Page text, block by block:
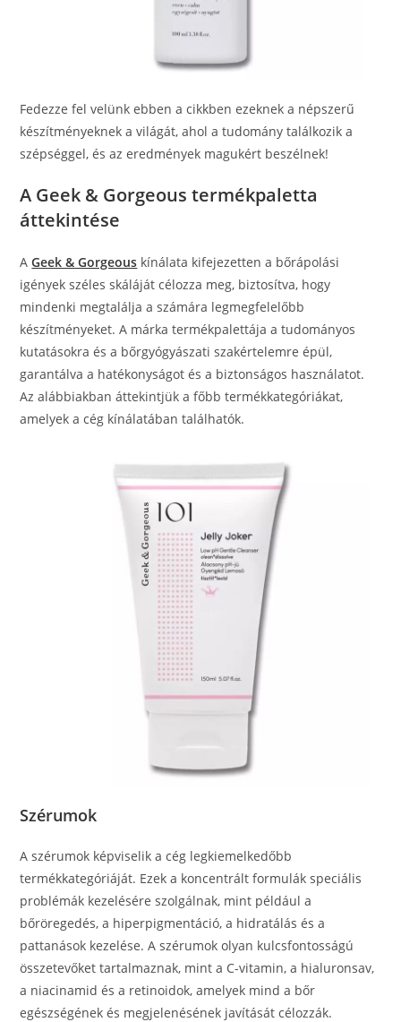
Fedezze fel velünk ebben a cikkben ezeknek a népszerű
készítményeknek a világát, ahol a tudomány találkozik a
szépséggel, és az eredmények magukért beszélnek!
A Geek & Gorgeous termékpaletta
áttekintése
A Geek & Gorgeous kínálata kifejezetten a bőrápolási
igények széles skáláját célozza meg, biztosítva, hogy
mindenki megtalálja a számára legmegfelelőbb
készítményeket. A márka termékpalettája a tudományos
kutatásokra és a bőrgyógyászati szakértelemre épül,
garantálva a hatékonyságot és a biztonságos használatot.
Az alábbiakban áttekintjük a főbb termékkategóriákat,
amelyek a cég kínálatában találhatók.
Szérumok
A szérumok képviselik a cég legkiemelkedőbb
termékkategóriáját. Ezek a koncentrált formulák speciális
problémák kezelésére szolgálnak, mint például a
bőröregedés, a hiperpigmentáció, a hidratálás és a
pattanások kezelése. A szérumok olyan kulcsfontosságú
összetevőket tartalmaznak, mint a C-vitamin, a hialuronsav,
a niacinamid és a retinoidok, amelyek mind a bőr
egészségének és megjelenésének javítását célozzák.